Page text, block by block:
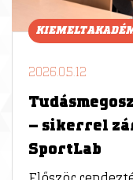
KIEMELT
2026.05.12
– sikerrel
SportLab